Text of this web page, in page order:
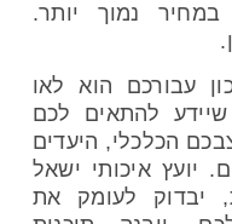
נמוך יותר.
עבורכם הוא לאו
להתאים לכם
הכלכלי, היעדים
יועץ איכותי ישאל
יבדוק לעומק את